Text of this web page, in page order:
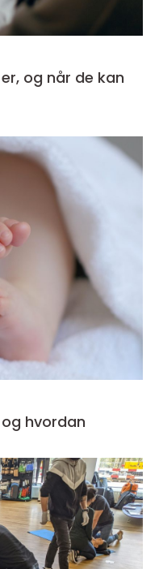
hvordan